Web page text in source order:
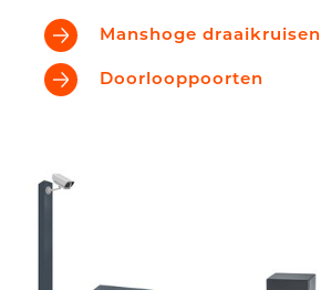
Manshoge draaikruisen
Doorlooppoorten